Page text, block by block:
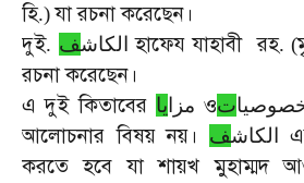
হি.)যা রচনা করেছেন।
দুই. الكاشف হাফেয যাহাবী রহ. (
রচনা করেছেন।
এ দুই কিতাবের مزا يا ওت
আলোচনার বিষয় নয়। الكاشف
করতে হবে যা শায়খ মুহাম্মদ